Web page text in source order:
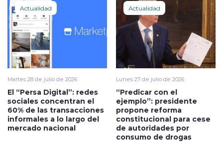
Actualidad
Martes 28 de julio de 2026
El “Persa Digital”: redes
sociales concentran el
60% de las transacciones
informales a lo largo del
mercado nacional
Actualidad
Lunes 27 de julio de 2026
“Predicar con el
ejemplo”: presidente
propone reforma
constitucional para cese
de autoridades por
consumo de drogas